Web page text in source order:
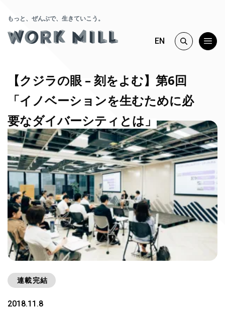
もっと、ぜんぶで、生きていこう。
EN
【クジラの眼 – 刻をよむ】第6回
「イノベーションを生むために必
要なダイバーシティとは」
連載完結
2018.11.8